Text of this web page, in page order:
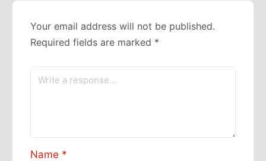
Your email address will not be published.
Required fields are marked *
Name *